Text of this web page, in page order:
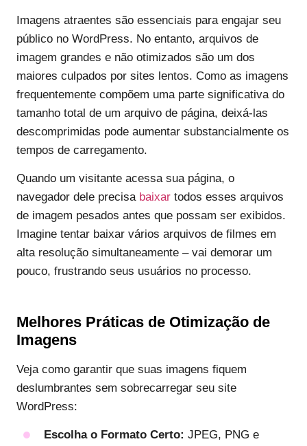
Imagens atraentes são essenciais para engajar seu
público no WordPress. No entanto, arquivos de
imagem grandes e não otimizados são um dos
maiores culpados por sites lentos. Como as imagens
frequentemente compõem uma parte significativa do
tamanho total de um arquivo de página, deixá-las
descomprimidas pode aumentar substancialmente os
tempos de carregamento.
Quando um visitante acessa sua página, o
navegador dele precisa baixar todos esses arquivos
de imagem pesados antes que possam ser exibidos.
Imagine tentar baixar vários arquivos de filmes em
alta resolução simultaneamente – vai demorar um
pouco, frustrando seus usuários no processo.
Melhores Práticas de Otimização de
Imagens
Veja como garantir que suas imagens fiquem
deslumbrantes sem sobrecarregar seu site
WordPress:
Escolha o Formato Certo: JPEG, PNG e